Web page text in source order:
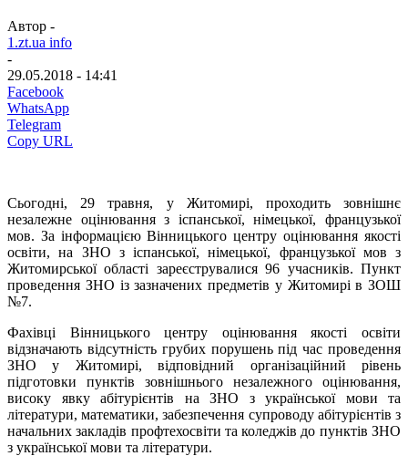
Автор -
1.zt.ua info
-
29.05.2018 - 14:41
Facebook
WhatsApp
Telegram
Copy URL
Сьогодні, 29 травня, у Житомирі, проходить зовнішнє
незалежне оцінювання з іспанської, німецької, французької
мов. За інформацією Вінницького центру оцінювання якості
освіти, на ЗНО з іспанської, німецької, французької мов з
Житомирської області зареєструвалися 96 учасників. Пункт
проведення ЗНО із зазначених предметів у Житомирі в ЗОШ
№7.
Фахівці Вінницького центру оцінювання якості освіти
відзначають відсутність грубих порушень під час проведення
ЗНО у Житомирі, відповідний організаційний рівень
підготовки пунктів зовнішнього незалежного оцінювання,
високу явку абітурієнтів на ЗНО з української мови та
літератури, математики, забезпечення супроводу абітурієнтів з
начальних закладів профтехосвіти та коледжів до пунктів ЗНО
з української мови та літератури.